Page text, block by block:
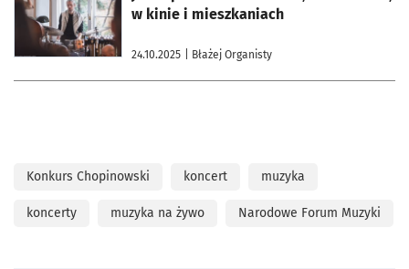
w kinie i mieszkaniach
24.10.2025 | Błażej Organisty
Konkurs Chopinowski koncert muzyka
koncerty muzyka na żywo Narodowe Forum Muzyki